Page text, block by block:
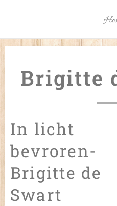
Brigitte
In licht
bevroren-
Brigitte de
Swart